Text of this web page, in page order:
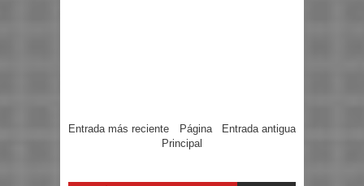
Entrada más reciente Entrada antigua
Página
Principal